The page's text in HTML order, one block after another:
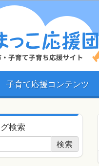
子育て応援コンテンツ
用ナビゲーション
検索